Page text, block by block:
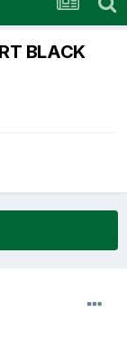
BLACK